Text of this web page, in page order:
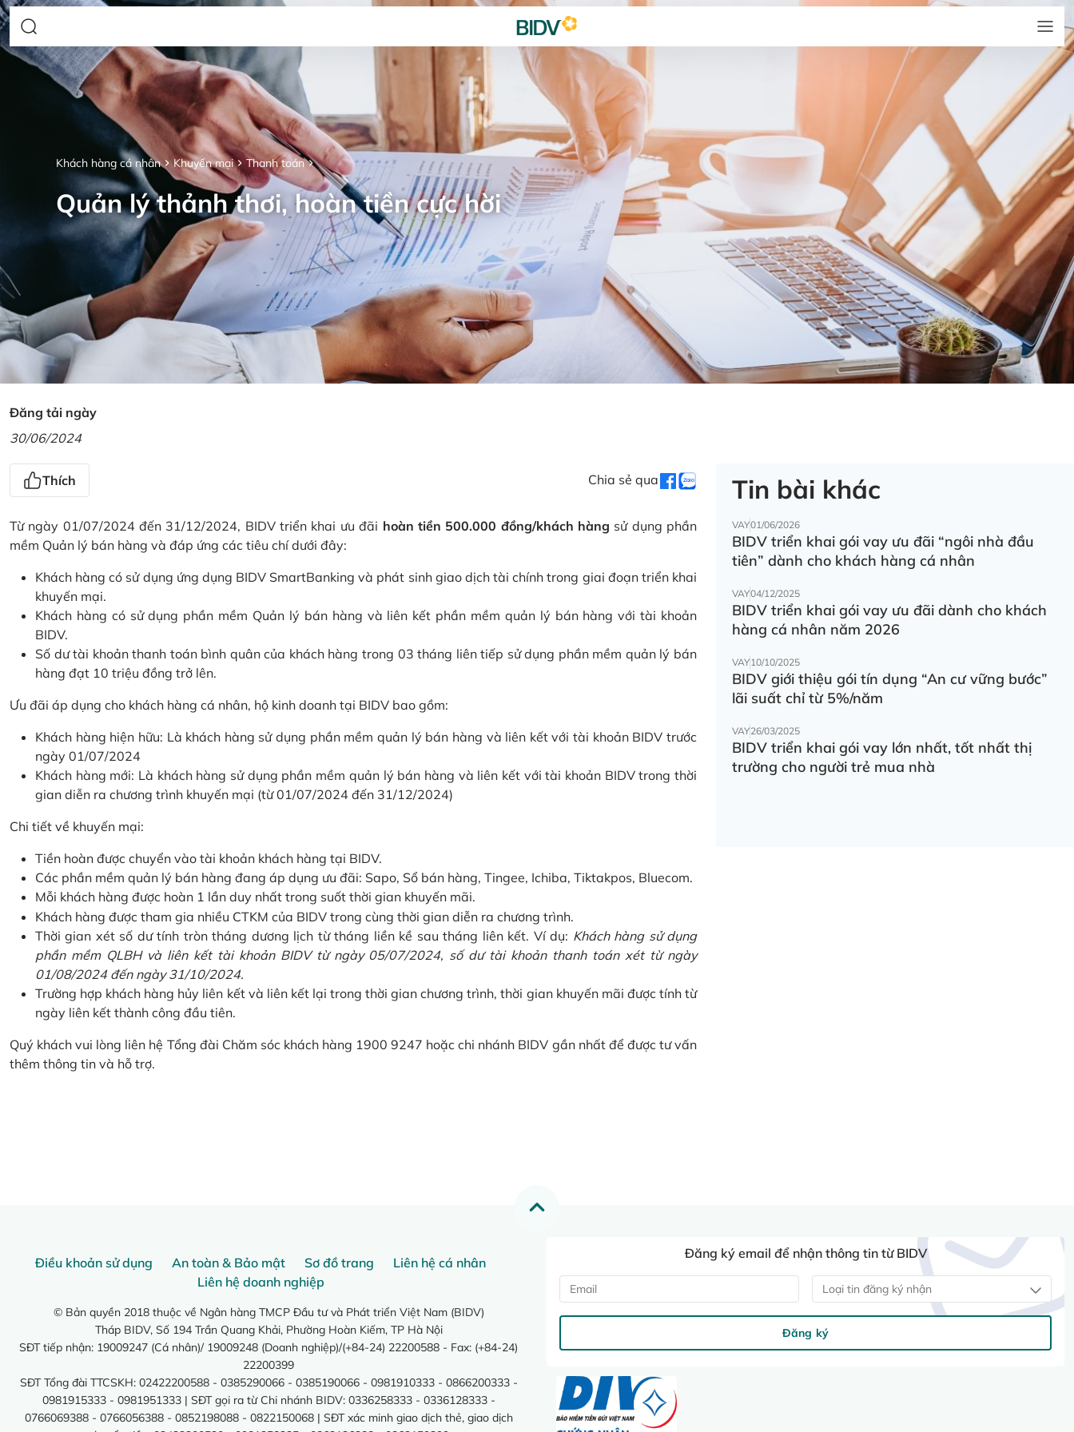
Khách hàng cá nhân Khuyến mại Thanh toán
Quản lý thảnh thơi, hoàn tiền cực hời
Đăng tải ngày
30/06/2024
Thích Chia sẻ qua
Từ ngày 01/07/2024 đến 31/12/2024, BIDV triển khai ưu đãi hoàn tiền 500.000 đồng/khách hàng sử dụng phần
mềm Quản lý bán hàng và đáp ứng các tiêu chí dưới đây:
Khách hàng có sử dụng ứng dụng BIDV SmartBanking và phát sinh giao dịch tài chính trong giai đoạn triển khai
khuyến mại.
Khách hàng có sử dụng phần mềm Quản lý bán hàng và liên kết phần mềm quản lý bán hàng với tài khoản
BIDV.
Số dư tài khoản thanh toán bình quân của khách hàng trong 03 tháng liên tiếp sử dụng phần mềm quản lý bán
hàng đạt 10 triệu đồng trở lên.
Ưu đãi áp dụng cho khách hàng cá nhân, hộ kinh doanh tại BIDV bao gồm:
Khách hàng hiện hữu: Là khách hàng sử dụng phần mềm quản lý bán hàng và liên kết với tài khoản BIDV trước
ngày 01/07/2024
Khách hàng mới: Là khách hàng sử dụng phần mềm quản lý bán hàng và liên kết với tài khoản BIDV trong thời
gian diễn ra chương trình khuyến mại (từ 01/07/2024 đến 31/12/2024)
Chi tiết về khuyến mại:
Tiền hoàn được chuyển vào tài khoản khách hàng tại BIDV.
Các phần mềm quản lý bán hàng đang áp dụng ưu đãi: Sapo, Sổ bán hàng, Tingee, Ichiba, Tiktakpos, Bluecom.
Mỗi khách hàng được hoàn 1 lần duy nhất trong suốt thời gian khuyến mãi.
Khách hàng được tham gia nhiều CTKM của BIDV trong cùng thời gian diễn ra chương trình.
Thời gian xét số dư tính tròn tháng dương lịch từ tháng liền kề sau tháng liên kết. Ví dụ: Khách hàng sử dụng
phần mềm QLBH và liên kết tài khoản BIDV từ ngày 05/07/2024, số dư tài khoản thanh toán xét từ ngày
01/08/2024 đến ngày 31/10/2024.
Trường hợp khách hàng hủy liên kết và liên kết lại trong thời gian chương trình, thời gian khuyến mãi được tính từ
ngày liên kết thành công đầu tiên.
Quý khách vui lòng liên hệ Tổng đài Chăm sóc khách hàng 1900 9247 hoặc chi nhánh BIDV gần nhất để được tư vấn
thêm thông tin và hỗ trợ.
Tin bài khác
VAY01/06/2026
BIDV triển khai gói vay ưu đãi “ngôi nhà đầu
tiên” dành cho khách hàng cá nhân
VAY04/12/2025
BIDV triển khai gói vay ưu đãi dành cho khách
hàng cá nhân năm 2026
VAY10/10/2025
BIDV giới thiệu gói tín dụng “An cư vững bước”
lãi suất chỉ từ 5%/năm
VAY26/03/2025
BIDV triển khai gói vay lớn nhất, tốt nhất thị
trường cho người trẻ mua nhà
Điều khoản sử dụng An toàn & Bảo mật Sơ đồ trang
Liên hệ cá nhân
Liên hệ doanh nghiệp
© Bản quyền 2018 thuộc về Ngân hàng TMCP Đầu tư và Phát triển Việt Nam (BIDV)
Tháp BIDV, Số 194 Trần Quang Khải, Phường Hoàn Kiếm, TP Hà Nội
SĐT tiếp nhận: 19009247 (Cá nhân)/ 19009248 (Doanh nghiệp)/(+84-24) 22200588 - Fax: (+84-24)
22200399
SĐT Tổng đài TTCSKH: 02422200588 - 0385290066 - 0385190066 - 0981910333 - 0866200333 -
0981915333 - 0981951333 | SĐT gọi ra từ Chi nhánh BIDV: 0336258333 - 0336128333 -
0766069388 - 0766056388 - 0852198088 - 0822150068 | SĐT xác minh giao dịch thẻ, giao dịch
Đăng ký email để nhận thông tin từ BIDV
Loại tin đăng ký nhận
Đăng ký